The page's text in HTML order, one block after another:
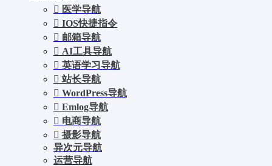
医学导航
IOS快捷指令
邮箱导航
AI工具导航
英语学习导航
站长导航
WordPress导航
Emlog导航
电商导航
摄影导航
异次元导航
运营导航